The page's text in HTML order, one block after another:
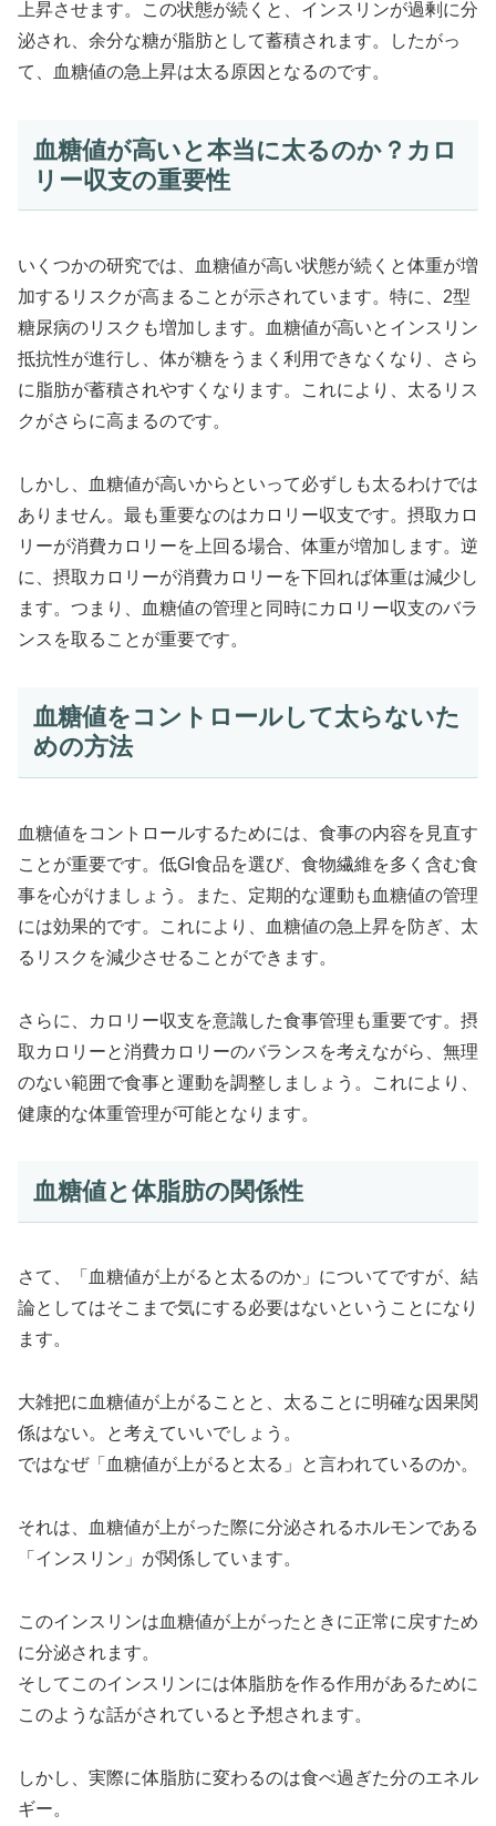
上昇させます。この状態が続くと、インスリンが過剰に分
泌され、余分な糖が脂肪として蓄積されます。したがっ
て、血糖値の急上昇は太る原因となるのです。
血糖値が高いと本当に太るのか？カロ
リー収支の重要性
いくつかの研究では、血糖値が高い状態が続くと体重が増
加するリスクが高まることが示されています。特に、2型
糖尿病のリスクも増加します。血糖値が高いとインスリン
抵抗性が進行し、体が糖をうまく利用できなくなり、さら
に脂肪が蓄積されやすくなります。これにより、太るリス
クがさらに高まるのです。
しかし、血糖値が高いからといって必ずしも太るわけでは
ありません。最も重要なのはカロリー収支です。摂取カロ
リーが消費カロリーを上回る場合、体重が増加します。逆
に、摂取カロリーが消費カロリーを下回れば体重は減少し
ます。つまり、血糖値の管理と同時にカロリー収支のバラ
ンスを取ることが重要です。
血糖値をコントロールして太らないた
めの方法
血糖値をコントロールするためには、食事の内容を見直す
ことが重要です。低GI食品を選び、食物繊維を多く含む食
事を心がけましょう。また、定期的な運動も血糖値の管理
には効果的です。これにより、血糖値の急上昇を防ぎ、太
るリスクを減少させることができます。
さらに、カロリー収支を意識した食事管理も重要です。摂
取カロリーと消費カロリーのバランスを考えながら、無理
のない範囲で食事と運動を調整しましょう。これにより、
健康的な体重管理が可能となります。
血糖値と体脂肪の関係性
さて、「血糖値が上がると太るのか」についてですが、結
論としてはそこまで気にする必要はないということになり
ます。
大雑把に血糖値が上がることと、太ることに明確な因果関
係はない。と考えていいでしょう。
ではなぜ「血糖値が上がると太る」と言われているのか。
それは、血糖値が上がった際に分泌されるホルモンである
「インスリン」が関係しています。
このインスリンは血糖値が上がったときに正常に戻すため
に分泌されます。
そしてこのインスリンには体脂肪を作る作用があるために
このような話がされていると予想されます。
しかし、実際に体脂肪に変わるのは食べ過ぎた分のエネル
ギー。